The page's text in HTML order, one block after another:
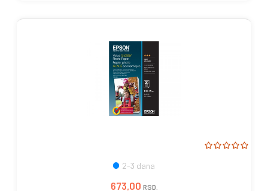
2-3 dana
673,00 RSD.